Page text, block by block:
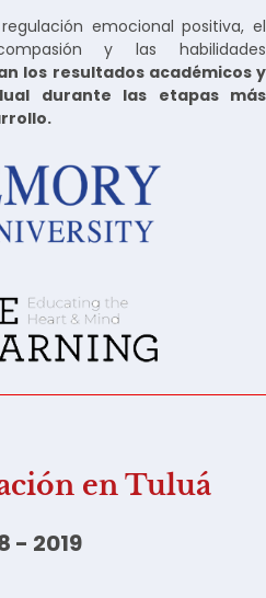
emocional positiva, el
y las habilidades
los resultados académicos y
durante las etapas más
en Tuluá
- 2019